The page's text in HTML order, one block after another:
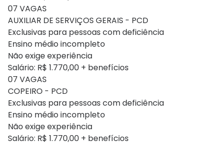
07 VAGAS
AUXILIAR DE SERVIÇOS GERAIS - PCD
Exclusivas para pessoas com deficiência
Ensino médio incompleto
Não exige experiência
Salário: R$ 1.770,00 + benefícios
07 VAGAS
COPEIRO - PCD
Exclusivas para pessoas com deficiência
Ensino médio incompleto
Não exige experiência
Salário: R$ 1.770,00 + benefícios